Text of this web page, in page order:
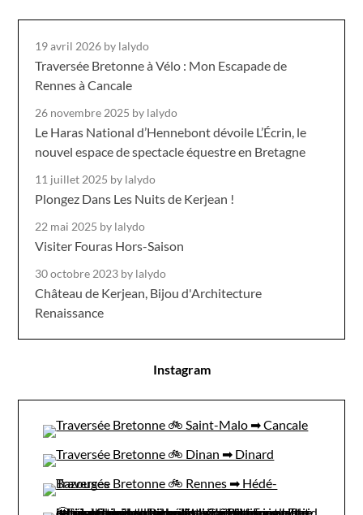
19 avril 2026 by lalydo
Traversée Bretonne à Vélo : Mon Escapade de
Rennes à Cancale
26 novembre 2025 by lalydo
Le Haras National d’Hennebont dévoile L’Écrin, le
nouvel espace de spectacle équestre en Bretagne
11 juillet 2025 by lalydo
Plongez Dans Les Nuits de Kerjean !
22 mai 2025 by lalydo
Visiter Fouras Hors-Saison
30 octobre 2023 by lalydo
Château de Kerjean, Bijou d'Architecture
Renaissance
Instagram